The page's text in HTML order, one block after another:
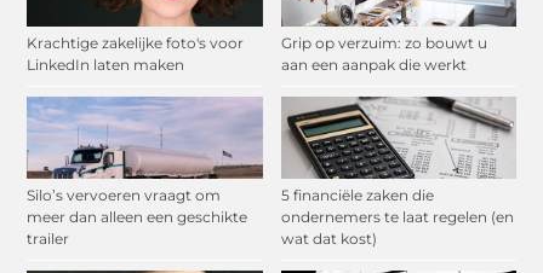
Krachtige zakelijke foto's voor
LinkedIn laten maken
Grip op verzuim: zo bouwt u
aan een aanpak die werkt
Silo’s vervoeren vraagt om
meer dan alleen een geschikte
trailer
5 financiële zaken die
ondernemers te laat regelen (en
wat dat kost)